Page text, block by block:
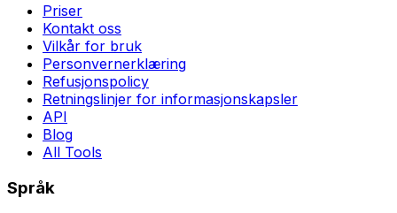
Priser
Kontakt oss
Vilkår for bruk
Personvernerklæring
Refusjonspolicy
Retningslinjer for informasjonskapsler
API
Blog
All Tools
Språk